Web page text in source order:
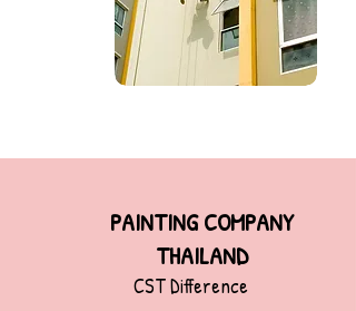
PAINTING COMPANY
THAILAND
CST Difference